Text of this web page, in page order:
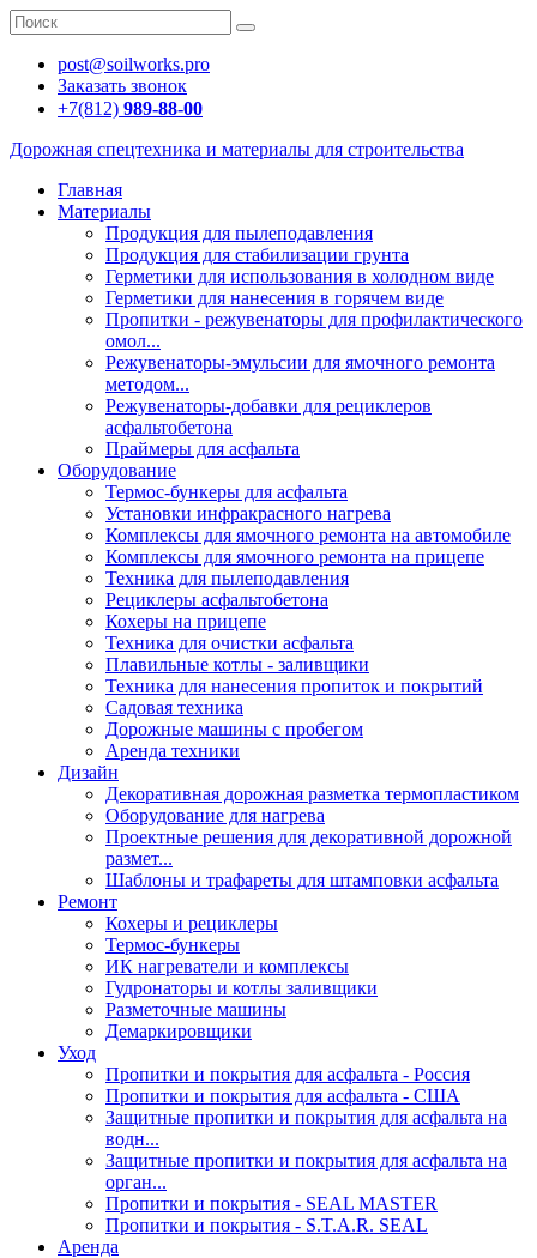
post@soilworks.pro
Заказать звонок
+7(812) 989-88-00
Дорожная спецтехника и материалы для строительства
Главная
Материалы
Продукция для пылеподавления
Продукция для стабилизации грунта
Герметики для использования в холодном виде
Герметики для нанесения в горячем виде
Пропитки - режувенаторы для профилактического
омол...
Режувенаторы-эмульсии для ямочного ремонта
методом...
Режувенаторы-добавки для рециклеров
асфальтобетона
Праймеры для асфальта
Оборудование
Термос-бункеры для асфальта
Установки инфракрасного нагрева
Комплексы для ямочного ремонта на автомобиле
Комплексы для ямочного ремонта на прицепе
Техника для пылеподавления
Рециклеры асфальтобетона
Кохеры на прицепе
Техника для очистки асфальта
Плавильные котлы - заливщики
Техника для нанесения пропиток и покрытий
Садовая техника
Дорожные машины с пробегом
Аренда техники
Дизайн
Декоративная дорожная разметка термопластиком
Оборудование для нагрева
Проектные решения для декоративной дорожной
размет...
Шаблоны и трафареты для штамповки асфальта
Ремонт
Кохеры и рециклеры
Термос-бункеры
ИК нагреватели и комплексы
Гудронаторы и котлы заливщики
Разметочные машины
Демаркировщики
Уход
Пропитки и покрытия для асфальта - Россия
Пропитки и покрытия для асфальта - США
Защитные пропитки и покрытия для асфальта на
водн...
Защитные пропитки и покрытия для асфальта на
орган...
Пропитки и покрытия - SEAL MASTER
Пропитки и покрытия - S.T.A.R. SEAL
Аренда